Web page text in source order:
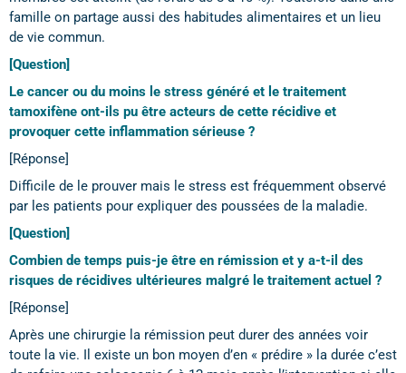
famille on partage aussi des habitudes alimentaires et un lieu
de vie commun.
[Question]
Le cancer ou du moins le stress généré et le traitement
tamoxifène ont-ils pu être acteurs de cette récidive et
provoquer cette inflammation sérieuse ?
[Réponse]
Difficile de le prouver mais le stress est fréquemment observé
par les patients pour expliquer des poussées de la maladie.
[Question]
Combien de temps puis-je être en rémission et y a-t-il des
risques de récidives ultérieures malgré le traitement actuel ?
[Réponse]
Après une chirurgie la rémission peut durer des années voir
toute la vie. Il existe un bon moyen d’en « prédire » la durée c’est